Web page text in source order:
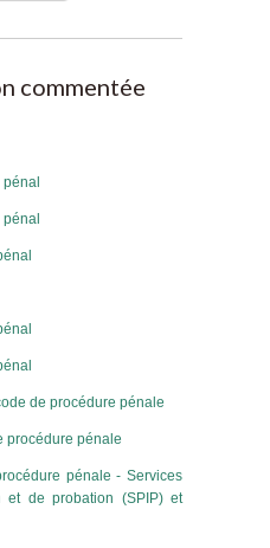
commentée
de procédure pénale
procédure pénale
pénale - Services
et de probation (SPIP) et